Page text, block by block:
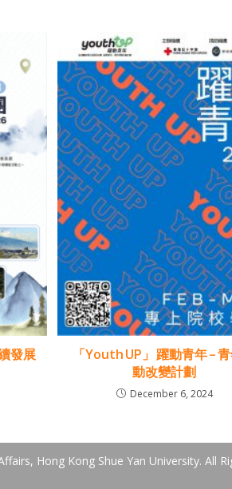
發展
「Youth UP」 躍動青年 –
動改變計劃
December 6, 2024
Hong Kong Shue Yan University. All